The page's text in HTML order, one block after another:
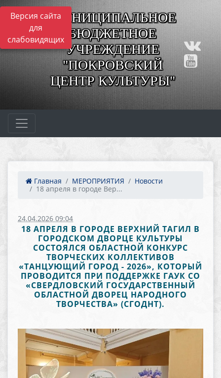
Версия сайта
для
слабовидящих
МУНИЦИПАЛЬНОЕ
БЮДЖЕТНОЕ
УЧРЕЖДЕНИЕ
"ПОКРОВСКИЙ
ЦЕНТР КУЛЬТУРЫ"
Главная МЕРОПРИЯТИЯ
Новости
18 апреля в городе Вер...
24.04.2026 09:04
18 АПРЕЛЯ В ГОРОДЕ ВЕРХНИЙ ТАГИЛ В
ГОРОДСКОМ ДВОРЦЕ КУЛЬТУРЫ
СОСТОЯЛСЯ ОБЛАСТНОЙ КОНКУРС
ТВОРЧЕСКИХ КОЛЛЕКТИВОВ
«ТАНЦУЮЩИЙ ГОРОД - 2026», КОТОРЫЙ
ПРОВОДИТСЯ ПРИ ПОДДЕРЖКЕ ГАУК СО
«СВЕРДЛОВСКИЙ ГОСУДАРСТВЕННЫЙ
ОБЛАСТНОЙ ДВОРЕЦ НАРОДНОГО
ТВОРЧЕСТВА» (СГОДНТ).